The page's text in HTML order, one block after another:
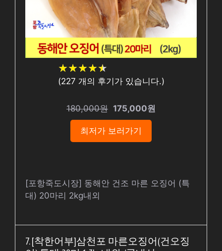
★★★★★
★★★★★
(227 개의 후기가 있습니다.)
180,000원 175,000원
최저가 보러가기
[포항죽도시장] 동해안 건조 마른 오징어 (특
대) 20마리 2kg내외
7. [착한어부]삼천포 마른오징어(건오징